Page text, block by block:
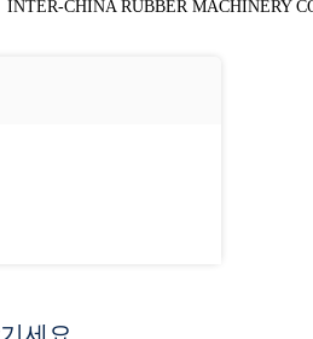
INTER-CHINA RUBBER MACHINERY